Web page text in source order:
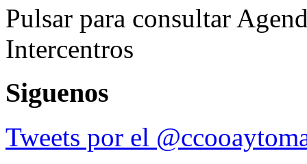
Pulsar para consultar
Intercentros
Siguenos
Tweets por el